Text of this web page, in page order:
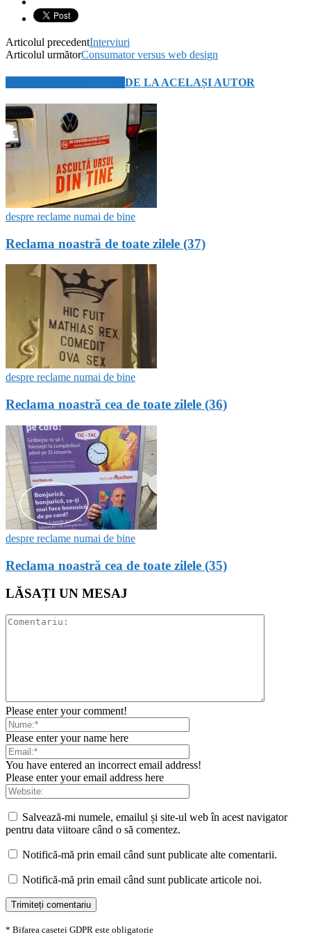
Articolul precedentInterviuri
Articolul următorConsumator versus web design
DE LA ACELAȘI AUTOR
despre reclame numai de bine
Reclama noastră de toate zilele (37)
despre reclame numai de bine
Reclama noastră cea de toate zilele (36)
despre reclame numai de bine
Reclama noastră cea de toate zilele (35)
LĂSAȚI UN MESAJ
Please enter your comment!
Please enter your name here
You have entered an incorrect email address!
Please enter your email address here
Salvează-mi numele, emailul și site-ul web în acest navigator
pentru data viitoare când o să comentez.
Notifică-mă prin email când sunt publicate alte comentarii.
Notifică-mă prin email când sunt publicate articole noi.
* Bifarea casetei GDPR este obligatorie